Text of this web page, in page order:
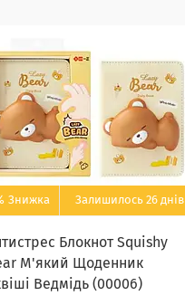
Залишилось 26 днів
Блокнот Squishy
М'який Щоденник
Ведмідь (00006)